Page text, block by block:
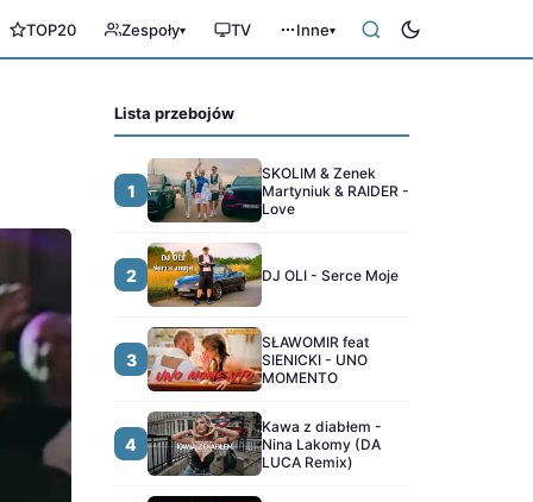
TOP20 Zespoły▾ TV Inne▾
Lista przebojów
1
SKOLIM & Zenek
Martyniuk & RAIDER -
Love
2 DJ OLI - Serce Moje
3
SŁAWOMIR feat
SIENICKI - UNO
MOMENTO
4
Kawa z diabłem -
Nina Lakomy (DA
LUCA Remix)